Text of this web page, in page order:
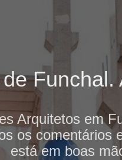
Arquitetos em
os comentários
está em boas